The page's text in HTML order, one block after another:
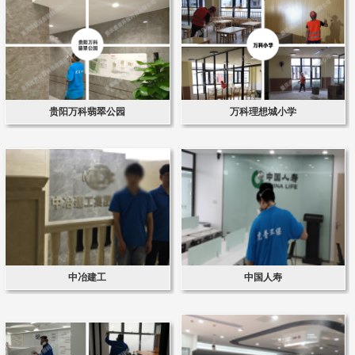
贵阳万科翡翠公园 万科理想城小学
中冶建工 中国人寿